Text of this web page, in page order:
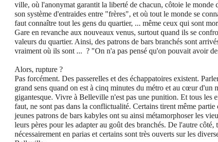
ville, où l'anonymat garantit la liberté de chacun, côtoie le monde
son système d'entraides entre "frères", et où tout le monde se
faut connaître tout les gens du quartier, ... même ceux qui sont
Gare en revanche aux nouveaux venus, surtout quand ils se
valeurs du quartier. Ainsi, des patrons de bars branchés sont
vraiment où ils sont ... ? "On n'a pas pensé qu'on pouvait avoir
Alors, rupture ?
Pas forcément. Des passerelles et des échappatoires existent.
grand sens quand on est à cinq minutes du métro et au cœur d'un
gigantesque. Vivre à Belleville n'est pas une punition. Et tous les
faut, ne sont pas dans la conflictualité. Certains tirent même
jeunes patrons de bars kabyles ont su ainsi métamorphoser les
leurs pères pour les adapter au goût des branchés. De l'autre côté,
nécessairement en parias et certains sont très ouverts sur les